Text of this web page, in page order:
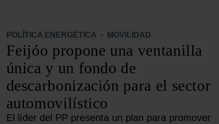
POLÍTICA ENERGÉTICA · MOVILIDAD
Feijóo propone una ventanilla
única y un fondo de
descarbonización para el sector
automovilístico
El líder del PP presenta un plan para promover